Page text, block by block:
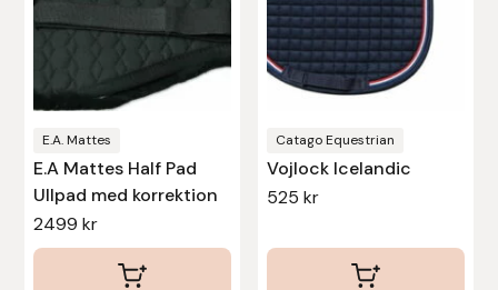
E.A. Mattes
E.A Mattes Half Pad
Ullpad med korrektion
2499kr
alternativen
kan
väljas
på
produktsidan
Catago Equestrian
Vojlock Icelandic
525 kr
alternativen
kan
väljas
produktsidan